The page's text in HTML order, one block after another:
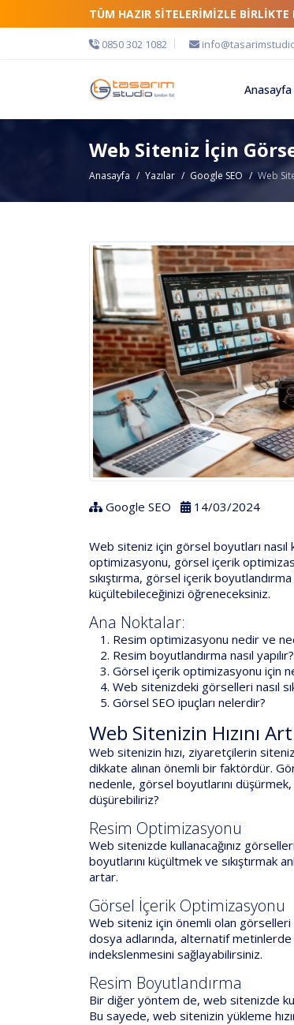
TÜM HAZIR SİTELERİMİZLE
0850 302 1082
Anasayfa
Web Siteniz İçin
Anasayfa Yazılar Google SEO Web
Google SEO 14/03/2024
Web siteniz için görsel boyutları
optimizasyonu, görsel içerik
sıkıştırma, görsel içerik
küçültebileceğinizi öğreneceksiniz.
Ana Noktalar:
Resim optimizasyonu nedir ve
Resim boyutlandırma nasıl yapılır?
Görsel içerik optimizasyonu için
Web sitenizdeki görselleri nasıl
Görsel SEO ipuçları nelerdir?
Web Sitenizin Hızını
Web sitenizin hızı, ziyaretçilerin
dikkate alınan önemli bir faktördür.
nedenle, görsel boyutlarını düşürmek,
düşürebiliriz?
Resim Optimizasyonu
Web sitenizde kullanacağınız
boyutlarını küçültmek ve sıkıştırmak
artar.
Görsel İçerik Optimizasyonu
Web siteniz için önemli olan
dosya adlarında, alternatif metinlerde
indekslenmesini sağlayabilirsiniz.
Resim Boyutlandırma
Bir diğer yöntem de, web sitenizde
Bu sayede, web sitenizin yükleme